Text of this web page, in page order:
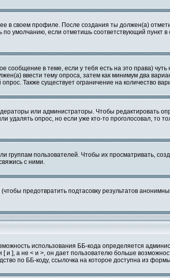
в своем профиле. После создания ты должен(а)
умолчанию, если отметишь соответствующий
сообщение в теме, если у тебя есть на это права)
ввести тему опроса, затем как минимум два
Также существует ограничение на количество
или администраторы. Чтобы редактировать
удалять опрос, но если уже кто-то проголосовал,
пользователей. Чтобы их просматривать,
с ними.
предотвратить подтасовку результатов
использования ББ-кода определяется
и ], а не < и >, он дает пользователю больше
по ББ-коду, ссылочка на которое доступна из